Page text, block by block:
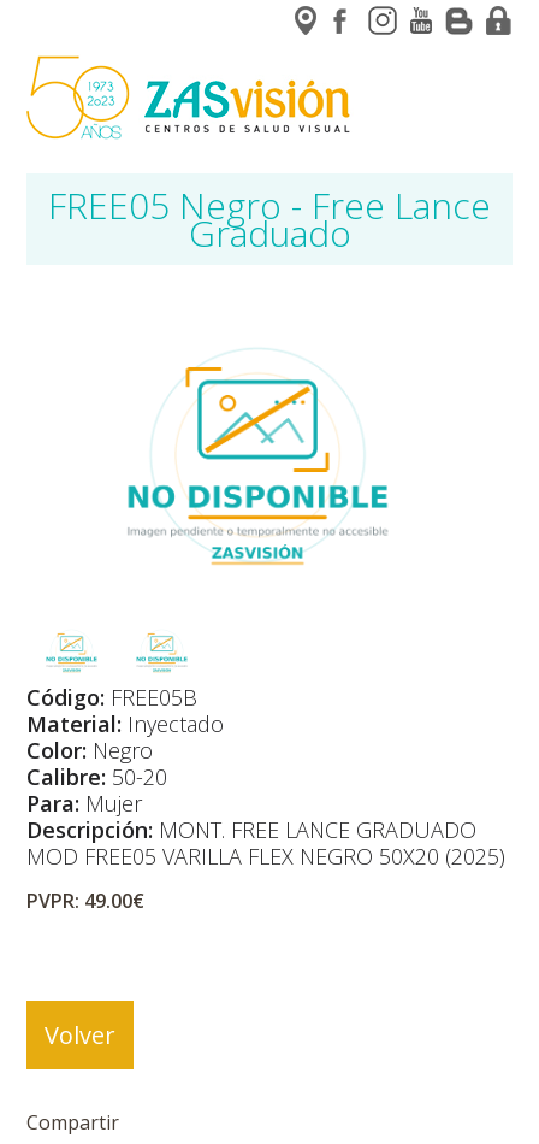
FREE05 Negro - Free Lance
Graduado
Código: FREE05B
Material: Inyectado
Color: Negro
Calibre: 50-20
Para: Mujer
Descripción: MONT. FREE LANCE GRADUADO
MOD FREE05 VARILLA FLEX NEGRO 50X20 (2025)
PVPR: 49.00€
Volver
Compartir